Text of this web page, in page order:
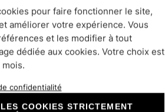
N°360 – Un
mariage
enchanteur Faire-
part champêt…
2,80€
pour faire fonctionner le site,
améliorer votre expérience. Vous
et les modifier à tout
dédiée aux cookies. Votre choix est
confidentialité
COOKIES STRICTEMENT